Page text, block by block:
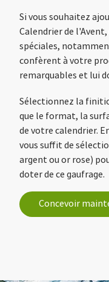
Si vous souhaitez
Calendrier de
spéciales,
confèrent à votre
remarquables et lui
Sélectionnez la
que le format, la
de votre calendrier.
vous suffit de
argent ou or rose)
doter de ce gaufrage.
Concevoir